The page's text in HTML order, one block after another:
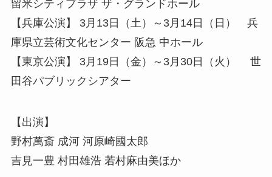
留米シティプラザ ザ・グランドホール
【兵庫公演】 3月13日（土）～3月14日（日） 兵
庫県立芸術文化センター 阪急 中ホール
【東京公演】 3月19日（金）～3月30日（火） 世
田谷パブリックシアター
【出演】
野村萬斎 成河 河原崎國太郎
吉見一豊 村田雄浩 若村麻由美ほか